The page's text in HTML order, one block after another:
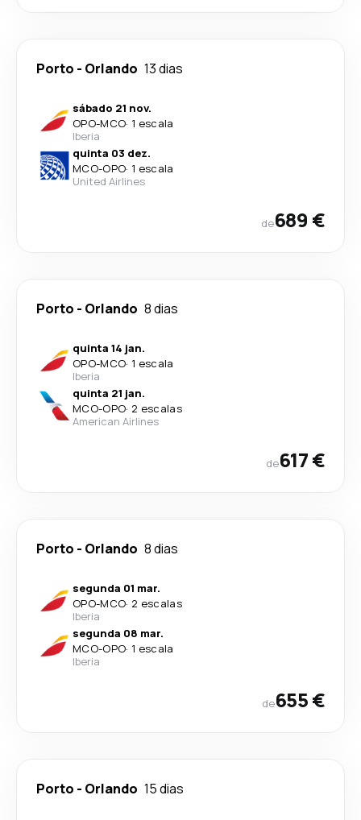
Porto - Orlando 13 dias
sábado 21 nov.
OPO-MCO· 1 escala
Iberia
quinta 03 dez.
MCO-OPO· 1 escala
United Airlines
de689 €
Porto - Orlando 8 dias
quinta 14 jan.
OPO-MCO· 1 escala
Iberia
quinta 21 jan.
MCO-OPO· 2 escalas
American Airlines
de617 €
Porto - Orlando 8 dias
segunda 01 mar.
OPO-MCO· 2 escalas
Iberia
segunda 08 mar.
MCO-OPO· 1 escala
Iberia
de655 €
Porto - Orlando 15 dias